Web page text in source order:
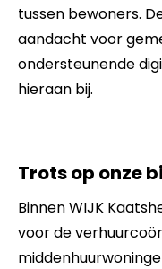
tussen bewoners.
aandacht voor
ondersteunende
hieraan bij.
Trots op onze
Binnen WIJK
voor de